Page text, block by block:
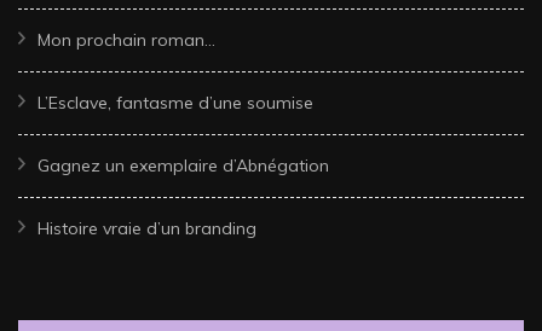
Mon prochain roman…
L’Esclave, fantasme d’une soumise
Gagnez un exemplaire d’Abnégation
Histoire vraie d’un branding